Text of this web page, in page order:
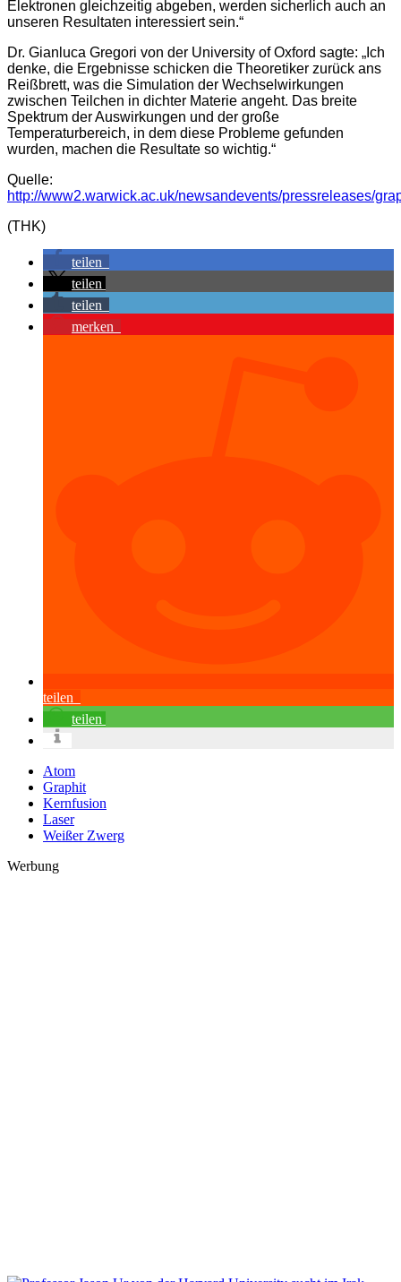
Elektronen gleichzeitig abgeben, werden sicherlich auch an
unseren Resultaten interessiert sein.“
Dr. Gianluca Gregori von der University of Oxford sagte: „Ich
denke, die Ergebnisse schicken die Theoretiker zurück ans
Reißbrett, was die Simulation der Wechselwirkungen
zwischen Teilchen in dichter Materie angeht. Das breite
Spektrum der Auswirkungen und der große
Temperaturbereich, in dem diese Probleme gefunden
wurden, machen die Resultate so wichtig.“
Quelle:
http://www2.warwick.ac.uk/newsandevents/pressreleases/
(THK)
teilen
teilen
teilen
merken
teilen
teilen
Atom
Graphit
Kernfusion
Laser
Weißer Zwerg
Werbung